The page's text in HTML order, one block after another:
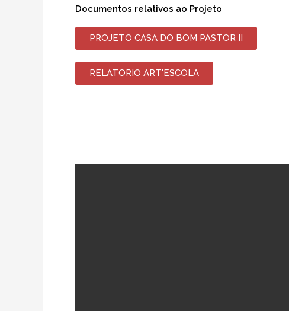
Documentos relativos ao Projeto
PROJETO CASA DO BOM PASTOR II
RELATORIO ART'ESCOLA